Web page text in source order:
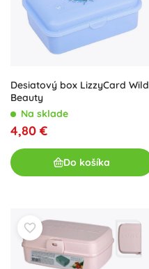
Desiatový box LizzyCard Wild
Beauty
Na sklade
4,80 €
Do košíka